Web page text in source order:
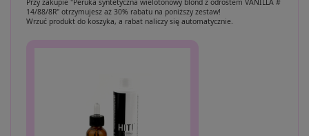
Przy zakupie "Peruka syntetyczna wielotonowy blond z odrostem VANILLA #
14/88/8R" otrzymujesz aż 30% rabatu na poniższy zestaw!
Wrzuć produkt do koszyka, a rabat naliczy się automatycznie.